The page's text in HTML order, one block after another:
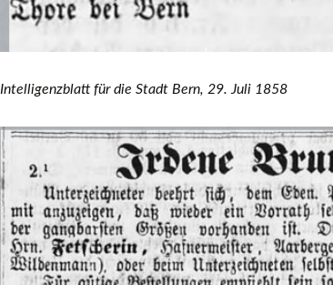
Intelligenzblatt für die Stadt Bern, 29. Juli 1858